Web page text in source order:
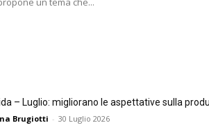
– Luglio: migliorano le aspettative sulla
Brugiotti - 30 Luglio 2026